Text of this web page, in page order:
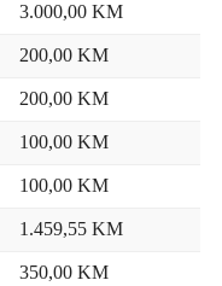
3.000,00 KM
200,00 KM
200,00 KM
100,00 KM
100,00 KM
1.459,55 KM
350,00 KM